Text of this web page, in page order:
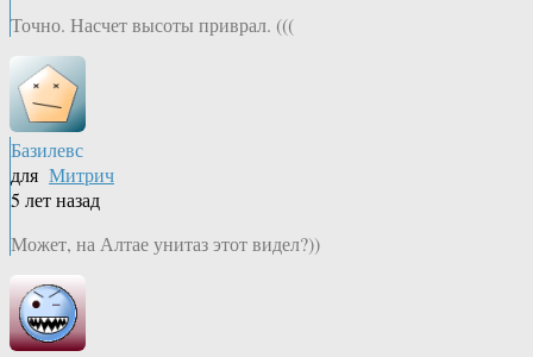
Точно. Насчет высоты приврал. (((
Базилевс
для Митрич
5 лет назад
Может, на Алтае унитаз этот видел?))